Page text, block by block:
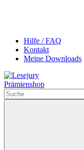
Hilfe / FAQ
Kontakt
Meine Downloads
Prämienshop